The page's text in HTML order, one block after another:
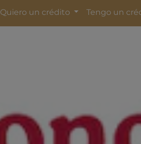
Quiero un crédito Tengo un